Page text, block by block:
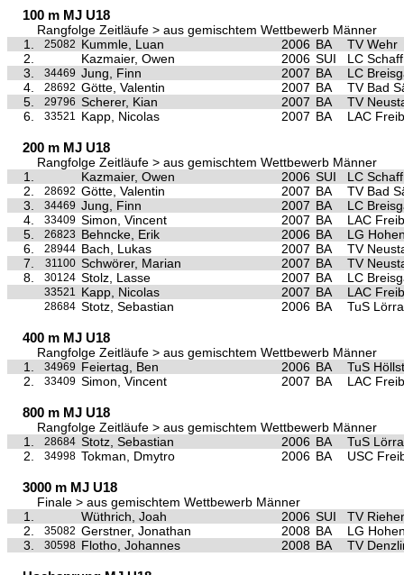
100 m MJ U18
Rangfolge Zeitläufe > aus gemischtem Wettbewerb Männer
1.
25082 Kummle, Luan 2006 BA
TV Wehr
2.
Kazmaier, Owen 2006 SUI
LC
3.
34469 Jung, Finn 2007 BA
LC
4.
28692 Götte, Valentin 2007 BA
TV Bad
5.
29796 Scherer, Kian 2007 BA
TV
6.
33521 Kapp, Nicolas 2007 BA LAC
200 m MJ U18
Rangfolge Zeitläufe > aus gemischtem Wettbewerb Männer
1.
Kazmaier, Owen 2006 SUI
LC
2.
28692 Götte, Valentin 2007 BA
TV Bad
3.
34469 Jung, Finn 2007 BA
LC
4.
33409 Simon, Vincent 2007 BA
LAC
5.
26823 Behncke, Erik 2006 BA
LG
6.
28944 Bach, Lukas 2007 BA
TV
7.
31100 Schwörer, Marian 2007 BA
TV
8.
30124 Stolz, Lasse 2007 BA LC
33521 Kapp, Nicolas 2007 BA LAC
28684 Stotz, Sebastian 2006 BA TuS
400 m MJ U18
Rangfolge Zeitläufe > aus gemischtem Wettbewerb Männer
1.
34969 Feiertag, Ben 2006 BA
TuS
2.
33409 Simon, Vincent 2007 BA LAC
800 m MJ U18
Rangfolge Zeitläufe > aus gemischtem Wettbewerb Männer
1.
28684 Stotz, Sebastian 2006 BA
TuS
2.
34998 Tokman, Dmytro 2006 BA USC
3000 m MJ U18
Finale > aus gemischtem Wettbewerb Männer
1.
Wüthrich, Joah 2006 SUI
TV
2.
35082 Gerstner, Jonathan 2008 BA
LG
3.
30598 Flotho, Johannes 2008 BA TV